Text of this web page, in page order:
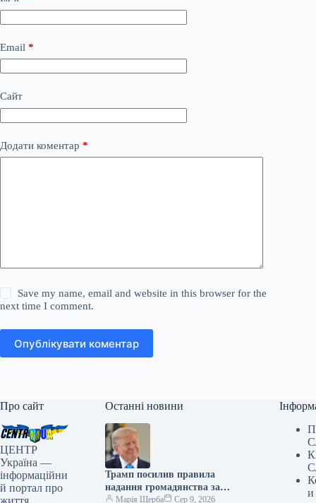
Email *
Сайт
Додати коментар *
Save my name, email and website in this browser for the
next time I comment.
Опублікувати коментар
Про сайт
ЦЕНТР
Україна —
інформаційни
й портал про
Останні новини
Трамп посилив правила
надання громадянства за
народженням
Марія Щерба Сер 9, 2026
и